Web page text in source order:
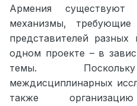
Армения существуют
механизмы, требующие
представителей
одном проекте – в
темы.
междисциплинарных
также